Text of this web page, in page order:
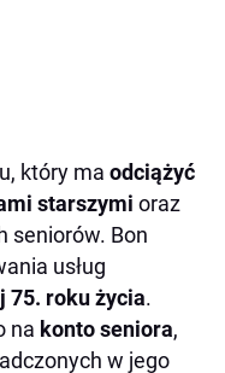
który ma odciążyć
starszymi oraz
seniorów. Bon
usług
75. roku życia.
na konto seniora,
w jego